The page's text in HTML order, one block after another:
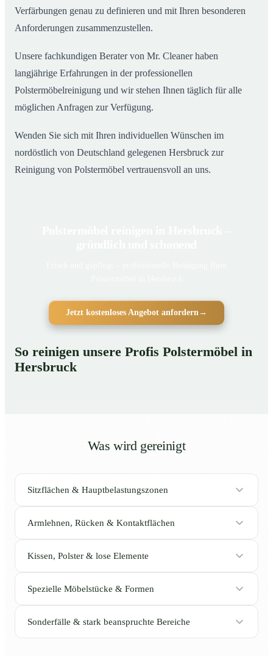
Verfärbungen genau zu definieren und mit Ihren besonderen
Anforderungen zusammenzustellen.
Unsere fachkundigen Berater von Mr. Cleaner haben
langjährige Erfahrungen in der professionellen
Polstermöbelreinigung und wir stehen Ihnen täglich für alle
möglichen Anfragen zur Verfügung.
Wenden Sie sich mit Ihren individuellen Wünschen im
nordöstlich von Deutschland gelegenen Hersbruck zur
Reinigung von Polstermöbel vertrauensvoll an uns.
Jetzt kostenloses Angebot anfordern→
So reinigen unsere Profis Polstermöbel in
Hersbruck
Was wird gereinigt
Sitzflächen & Hauptbelastungszonen
Armlehnen, Rücken & Kontaktflächen
Kissen, Polster & lose Elemente
Spezielle Möbelstücke & Formen
Sonderfälle & stark beanspruchte Bereiche